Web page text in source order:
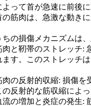
よって首が急速に前後
の筋肉は、急激な動き
ちの損傷メカニズムは
肉と靭帯のストレッチ:
ます。このストレッチ
肉の反射的収縮: 損傷
の反射的な筋収縮によ
流の増加と炎症の発生: